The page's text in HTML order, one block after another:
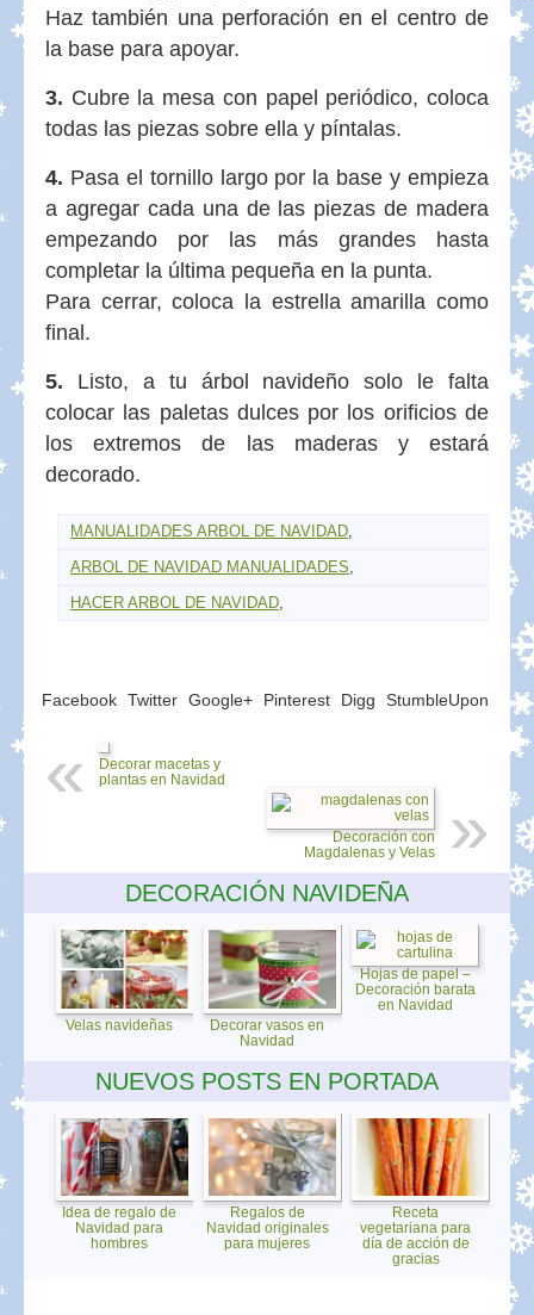
Haz también una perforación en el centro de
la base para apoyar.
3. Cubre la mesa con papel periódico, coloca
todas las piezas sobre ella y píntalas.
4. Pasa el tornillo largo por la base y empieza
a agregar cada una de las piezas de madera
empezando por las más grandes hasta
completar la última pequeña en la punta.
Para cerrar, coloca la estrella amarilla como
final.
5. Listo, a tu árbol navideño solo le falta
colocar las paletas dulces por los orificios de
los extremos de las maderas y estará
decorado.
MANUALIDADES ARBOL DE NAVIDAD
ARBOL DE NAVIDAD MANUALIDADES
HACER ARBOL DE NAVIDAD
Facebook Twitter Google+ Pinterest Digg StumbleUpon
Decorar macetas y
plantas en Navidad
Decoración con
Magdalenas y Velas
DECORACIÓN NAVIDEÑA
Velas navideñas
Decorar vasos en
Navidad
Hojas de papel –
Decoración barata
en Navidad
NUEVOS POSTS EN PORTADA
Idea de regalo de
Navidad para
hombres
Regalos de
Navidad originales
para mujeres
Receta
vegetariana para
día de acción de
gracias